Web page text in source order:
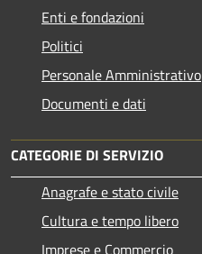
Enti e fondazioni
Politici
Personale Amministrativo
Documenti e dati
CATEGORIE DI SERVIZIO
Anagrafe e stato civile
Cultura e tempo libero
Imprese e Commercio